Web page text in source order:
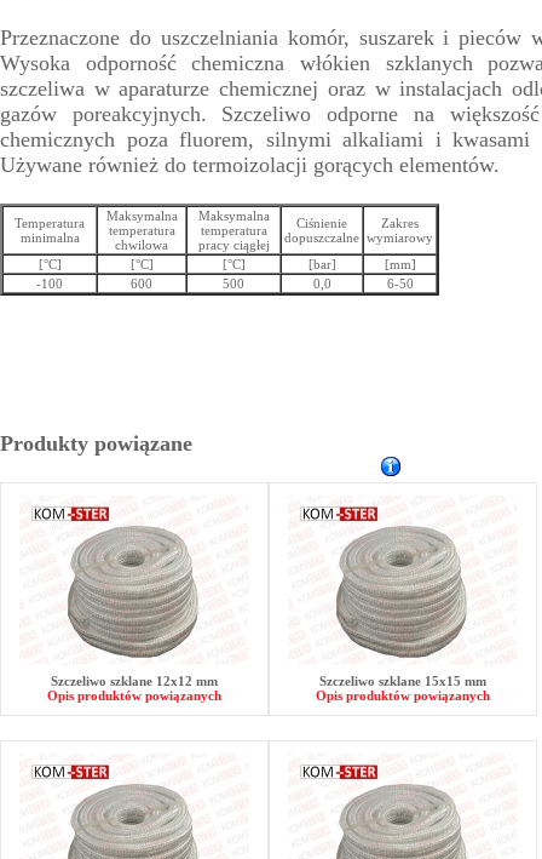
Przeznaczone do uszczelniania komór, suszarek i pieców
Wysoka odporność chemiczna włókien szklanych
szczeliwa w aparaturze chemicznej oraz w instalacjach
gazów poreakcyjnych. Szczeliwo odporne na
chemicznych poza fluorem, silnymi alkaliami i
Używane również do termoizolacji gorących elementów.
Temperatura
minimalna
Maksymalna
temperatura
chwilowa
Maksymalna
temperatura
pracy ciągłej
Ciśnienie
dopuszczalne
Zakres
wymiarowy
[°C]
[°C] [°C] [bar]
[mm]
-100
600 500 0,0 6-50
Produkty powiązane
Szczeliwo szklane 12x12 mm
Opis produktów powiązanych
Szczeliwo szklane 15x15 mm
Opis produktów powiązanych